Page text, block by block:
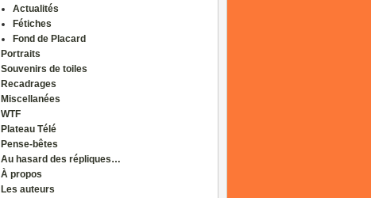
Actualités
Fétiches
Fond de Placard
Portraits
Souvenirs de toiles
Recadrages
Miscellanées
WTF
Plateau Télé
Pense-bêtes
Au hasard des répliques…
À propos
Les auteurs